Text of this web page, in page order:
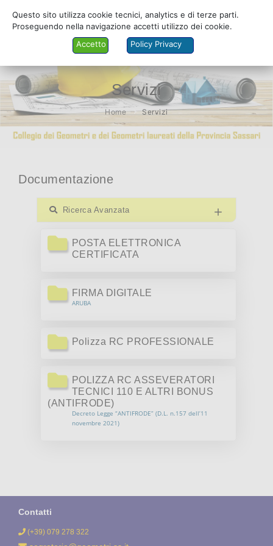
COLLEGIO
ALBO
PRATICANTI
MODULISTICA
AMMINISTRAZIONE TRASPARENTE
SEGRETERIA
Servizi
Home Servizi
Documentazione
Ricerca Avanzata
POSTA ELETTRONICA
CERTIFICATA
FIRMA DIGITALE
ARUBA
Polizza RC PROFESSIONALE
POLIZZA RC ASSEVERATORI
TECNICI 110 E ALTRI BONUS
(ANTIFRODE)
Decreto Legge “ANTIFRODE” (D.L. n.157 dell’11
novembre 2021)
Contatti
(+39) 079 278 322
Questo sito utilizza cookie tecnici, analytics e di terze parti.
Proseguendo nella navigazione accetti utilizzo dei cookie.
Policy Privacy
Accetto